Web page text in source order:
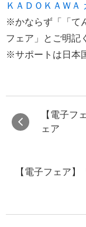
ＫＡＤＯＫＡＷＡ
※かならず「「て
フェア」とご明記
※サポートは日本
【電子フ
ェア
【電子フェア